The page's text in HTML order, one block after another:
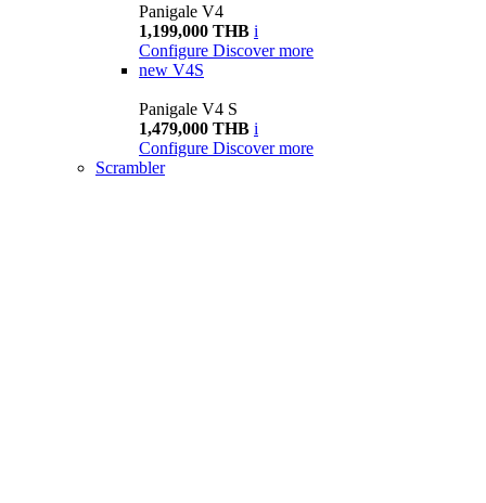
Panigale V4
1,199,000 THB i
Configure Discover more
new V4S
Panigale V4 S
1,479,000 THB i
Configure Discover more
Scrambler